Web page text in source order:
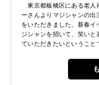
東京都板橋区にある老人
ーさんよりマジシャンの出
をいただきました。新春イ
ジシャンを招いて、笑いと
ていただきたいということ